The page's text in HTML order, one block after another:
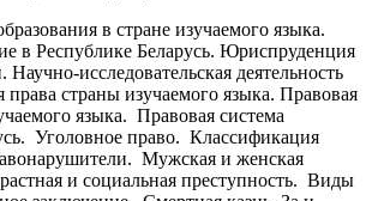
в стране изучаемого языка.
в Республике Беларусь. Юриспруденция
Научно-исследовательская деятельность
права страны изучаемого языка. Правовая
языка. Правовая система
Уголовное право. Классификация
Мужская и женская
и социальная преступность. Виды